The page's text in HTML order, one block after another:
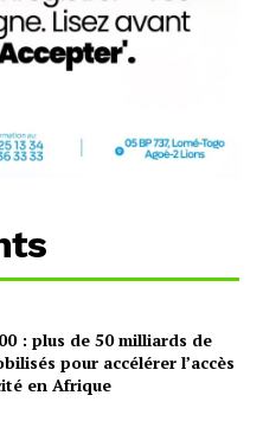
: plus de 50 milliards de
pour accélérer l’accès
en Afrique